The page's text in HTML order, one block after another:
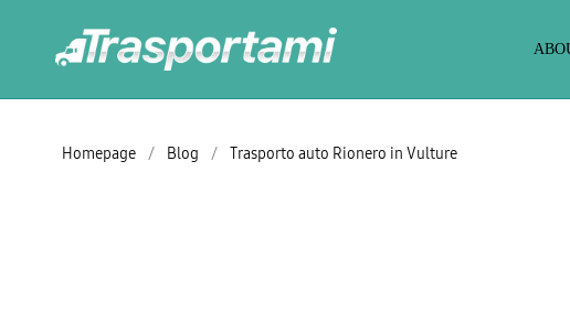
Homepage / Blog / Trasporto auto Rionero in Vulture